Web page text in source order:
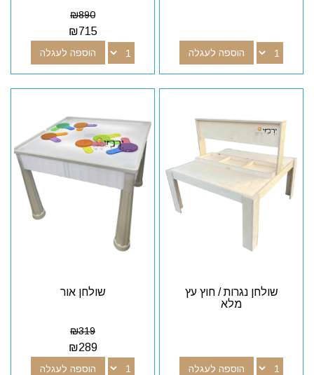
הוספה לעגלה
₪890
₪715
הוספה לעגלה
שולחן נגרות / חוץ עץ
מלא
הוספה לעגלה
שולחן אור
₪319
₪289
הוספה לעגלה